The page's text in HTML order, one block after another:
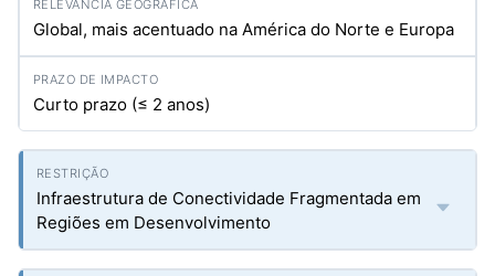
Global, mais acentuado na América do Norte e Europa
Curto prazo (≤ 2 anos)
Infraestrutura de Conectividade Fragmentada em
Regiões em Desenvolvimento